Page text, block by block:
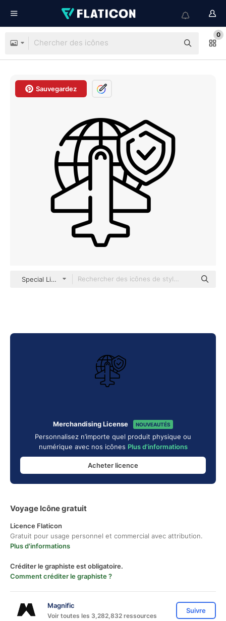
0
Sauvegardez
Special Lineal
Merchandising License NOUVEAUTÉS
Personnalisez n’importe quel produit physique ou
numérique avec nos icônes Plus d'informations
Acheter licence
Voyage Icône gratuit
Licence Flaticon
Gratuit pour usage personnel et commercial avec attribution.
Plus d'informations
Créditer le graphiste est obligatoire.
Comment créditer le graphiste ?
Magnific
Voir toutes les 3,282,832 ressources
Suivre